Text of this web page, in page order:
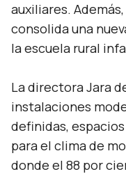
auxiliares.
consolida una
la escuela rural
La directora Jara
instalaciones
definidas,
para el clima de
donde el 88 por